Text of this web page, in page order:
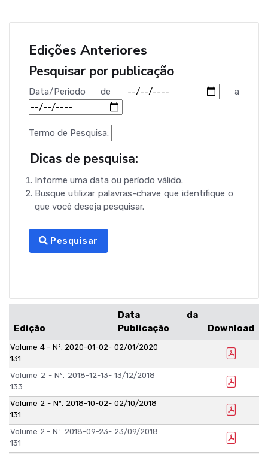
Edições Anteriores
Pesquisar por publicação
Data/Periodo de a
Termo de Pesquisa:
Dicas de pesquisa:
Informe uma data ou período válido.
Busque utilizar palavras-chave que identifique o
que você deseja pesquisar.
Pesquisar
Edição
Data da
Publicação
Download
Volume 4 - Nº. 2020-01-02-
131
02/01/2020
Volume 2 - Nº. 2018-12-13-
133
13/12/2018
Volume 2 - Nº. 2018-10-02-
131
02/10/2018
Volume 2 - Nº. 2018-09-23-
131
23/09/2018